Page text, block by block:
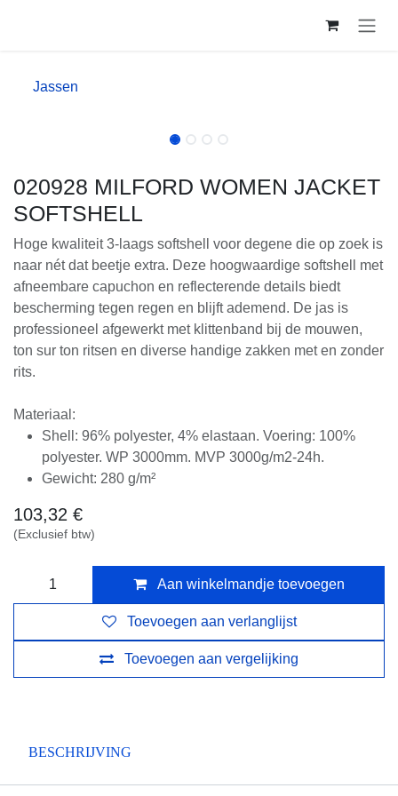
Jassen
020928 MILFORD WOMEN
JACKET SOFTSHELL
Hoge kwaliteit 3-laags softshell voor degene die op zoek
is naar nét dat beetje extra. Deze hoogwaardige
softshell met afneembare capuchon en reflecterende
details biedt bescherming tegen regen en blijft
ademend. De jas is professioneel afgewerkt met
klittenband bij de mouwen, ton sur ton ritsen en diverse
handige zakken met en zonder rits.
Materiaal:
Shell: 96% polyester, 4% elastaan. Voering: 100%
polyester. WP 3000mm. MVP 3000g/m2-24h.
Gewicht: 280 g/m²
103,32€
(Exclusief btw)
Aan winkelmandje toevoegen
Toevoegen aan vergelijking
Toevoegen aan verlanglijst